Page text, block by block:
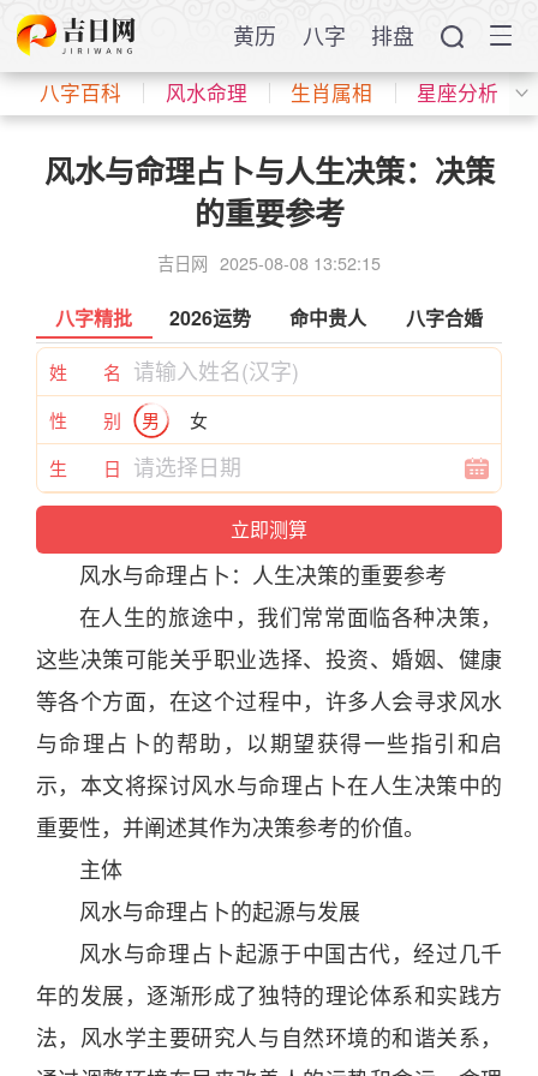
黄历 八字 排盘
八字百科 风水命理 生肖属相 星座分析
风水与命理占卜与人生决策：决策
的重要参考
吉日网 2025-08-08 13:52:15
八字精批 2026运势 命中贵人 八字合婚
姓 名
性 别
男
女
生 日
风水与命理占卜：人生决策的重要参考
在人生的旅途中，我们常常面临各种决策，
这些决策可能关乎职业选择、投资、婚姻、健康
等各个方面，在这个过程中，许多人会寻求风水
与命理占卜的帮助，以期望获得一些指引和启
示，本文将探讨风水与命理占卜在人生决策中的
重要性，并阐述其作为决策参考的价值。
主体
风水与命理占卜的起源与发展
风水与命理占卜起源于中国古代，经过几千
年的发展，逐渐形成了独特的理论体系和实践方
法， 风水学主要研究人与 自然环境的和谐关系，